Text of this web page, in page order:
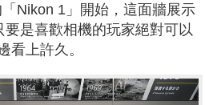
Nikon 1」開始，這面牆展示
是喜歡相機的玩家絕對可以
看上許久。